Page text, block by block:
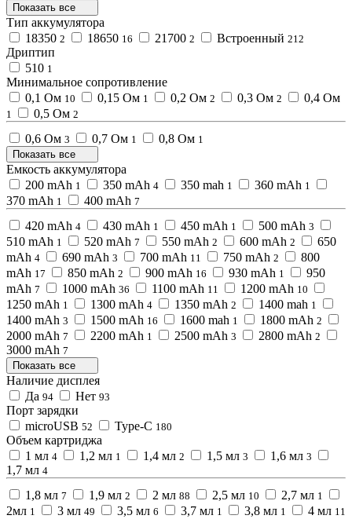
Показать все
Тип аккумулятора
18350 2 18650 16 21700 2 Встроенный 212
Дриптип
510 1
Минимальное сопротивление
0,1 Ом 10 0,15 Ом 1 0,2 Ом 2 0,3 Ом 2 0,4 Ом
1 0,5 Ом 2
0,6 Ом 3 0,7 Ом 1 0,8 Ом 1
Показать все
Емкость аккумулятора
200 mAh 1 350 mAh 4 350 mah 1 360 mAh 1
370 mAh 1 400 mAh 7
420 mAh 4 430 mAh 1 450 mAh 1 500 mAh 3
510 mAh 1 520 mAh 7 550 mAh 2 600 mAh 2
650
mAh 4 690 mAh 3 700 mAh 11 750 mAh 2
800
mAh 17 850 mAh 2 900 mAh 16 930 mAh 1
950
mAh 7 1000 mAh 36 1100 mAh 11 1200 mAh 10
1250 mAh 1 1300 mAh 4 1350 mAh 2 1400 mah 1
1400 mAh 3 1500 mAh 16 1600 mah 1 1800 mAh 2
2000 mAh 7 2200 mAh 1 2500 mAh 3 2800 mAh 2
3000 mAh 7
Показать все
Наличие дисплея
Да 94 Нет 93
Порт зарядки
microUSB 52 Type-C 180
Объем картриджа
1 мл 4 1,2 мл 1 1,4 мл 2 1,5 мл 3 1,6 мл 3
1,7 мл 4
1,8 мл 7 1,9 мл 2 2 мл 88 2,5 мл 10 2,7 мл 1
2мл 1 3 мл 49 3,5 мл 6 3,7 мл 1 3,8 мл 1 4 мл 11